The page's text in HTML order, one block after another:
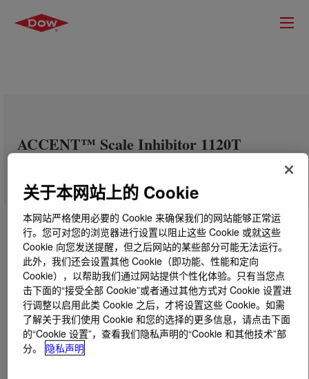
ACCENT™ Scale Inhibitor 1120T
什么是ACCENT™ Scale Inhibitor 1120T?
关于本网站上的 Cookie
本网站严格使用必要的 Cookie 来确保我们的网站能够正常运
行。您可对您的浏览器进行设置以阻止这些 Cookie 或就这些
Cookie 向您发送提醒，但之后网站的某些部分可能无法运行。
此外，我们还会设置其他 Cookie（即功能、性能和定向
Cookie），以帮助我们通过网站提供个性化体验。只有当您点
击下面的“接受全部 Cookie”或者通过其他方式对 Cookie 设置进
行调整以启用此类 Cookie 之后，才将设置这些 Cookie。如需
了解关于我们使用 Cookie 和您的选择的更多信息，请点击下面
的“Cookie 设置”，查看我们隐私声明的“Cookie 和其他技术”部
分。
隐私声明